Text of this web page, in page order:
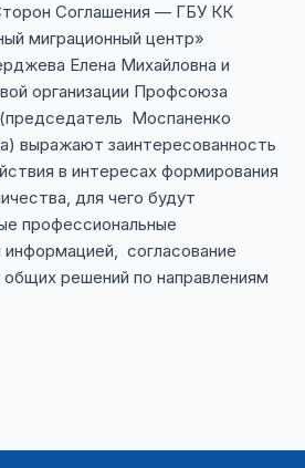
Соглашения — ГБУ КК
миграционный центр»
Елена Михайловна и
организации Профсоюза
Моспаненко
выражают заинтересованность
в интересах формирования
для чего будут
профессиональные
информацией, согласование
решений по направлениям